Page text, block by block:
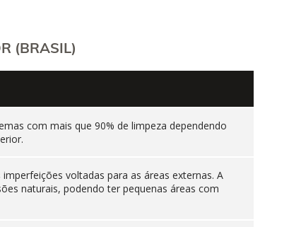
(BRASIL)
com mais que 90% de limpeza dependendo
voltadas para as áreas externas. A
naturais, podendo ter pequenas áreas com